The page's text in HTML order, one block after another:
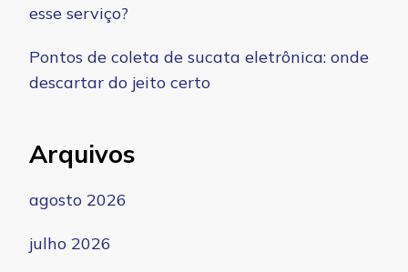
esse serviço?
Pontos de coleta de sucata eletrônica: onde
descartar do jeito certo
Arquivos
agosto 2026
julho 2026